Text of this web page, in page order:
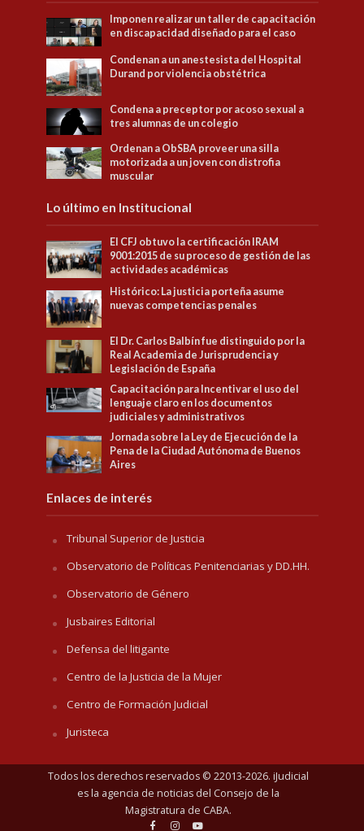
Imponen realizar un taller de capacitación
en discapacidad diseñado para el caso
Condenan a un anestesista del Hospital
Durand por violencia obstétrica
Condena a preceptor por acoso sexual a
tres alumnas de un colegio
Ordenan a ObSBA proveer una silla
motorizada a un joven con distrofia
muscular
Lo último en Institucional
El CFJ obtuvo la certificación IRAM
9001:2015 de su proceso de gestión de las
actividades académicas
Histórico: La justicia porteña asume
nuevas competencias penales
El Dr. Carlos Balbín fue distinguido por la
Real Academia de Jurisprudencia y
Legislación de España
Capacitación para Incentivar el uso del
lenguaje claro en los documentos
judiciales y administrativos
Jornada sobre la Ley de Ejecución de la
Pena de la Ciudad Autónoma de Buenos
Aires
Enlaces de interés
Tribunal Superior de Justicia
Observatorio de Políticas Penitenciarias y DD.HH.
Observatorio de Género
Jusbaires Editorial
Defensa del litigante
Centro de la Justicia de la Mujer
Centro de Formación Judicial
Juristeca
Todos los derechos reservados © 22013-2026. iJudicial
es la agencia de noticias del Consejo de la
Magistratura de CABA.